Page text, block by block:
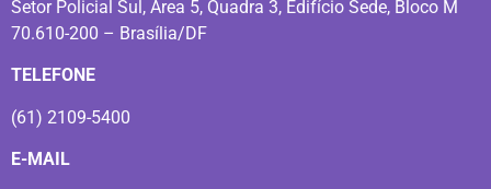
Setor Policial Sul, Área 5, Quadra 3, Edifício Sede, Bloco M
70.610-200 – Brasília/DF
TELEFONE
(61) 2109-5400
E-MAIL